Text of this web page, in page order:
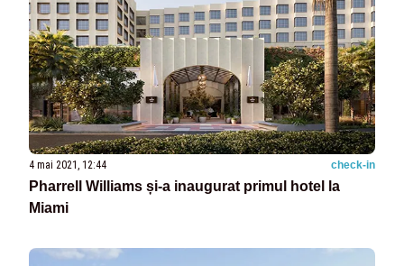
4 mai 2021, 12:44 check-in
Pharrell Williams și-a inaugurat primul hotel la
Miami